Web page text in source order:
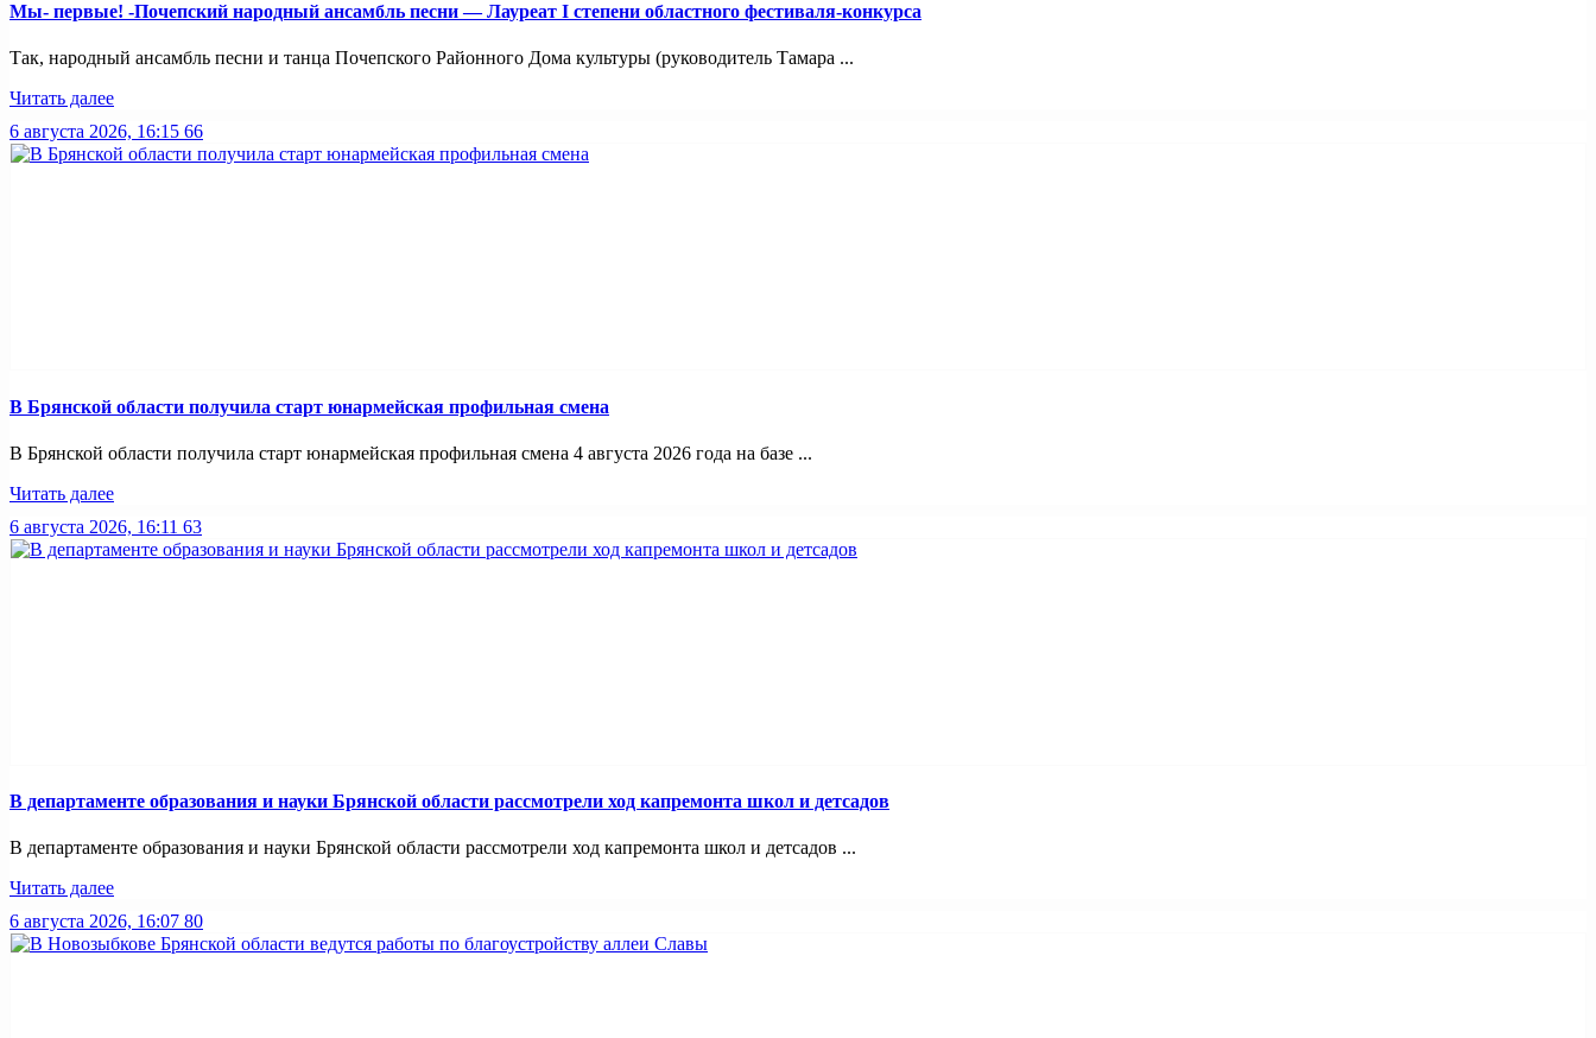
Мы- первые! -Почепский народный ансамбль песни — Лауреат I степени областного фестиваля-конкурса
Так, народный ансамбль песни и танца Почепского Районного Дома культуры (руководитель Тамара ...
Читать далее
6 августа 2026, 16:15 66
В Брянской области получила старт юнармейская профильная смена
В Брянской области получила старт юнармейская профильная смена 4 августа 2026 года на базе ...
Читать далее
6 августа 2026, 16:11 63
В департаменте образования и науки Брянской области рассмотрели ход капремонта школ и детсадов
В департаменте образования и науки Брянской области рассмотрели ход капремонта школ и детсадов ...
Читать далее
6 августа 2026, 16:07 80